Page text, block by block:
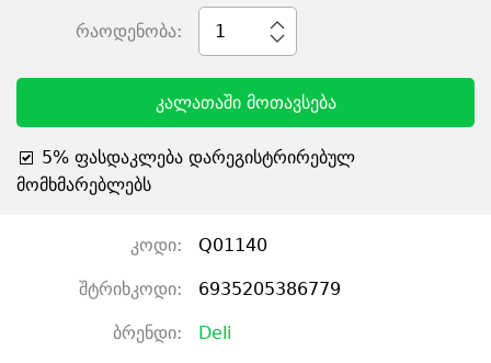
რაოდენობა: 1
კალათაში მოთავსება
5% ფასდაკლება დარეგისტრირებულ
მომხმარებლებს
კოდი: Q01140
შტრიხკოდი: 6935205386779
ბრენდი: Deli